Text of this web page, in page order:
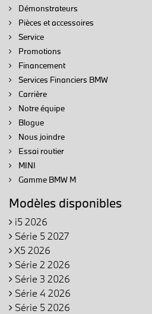
Démonstrateurs
Pièces et accessoires
Service
Promotions
Financement
Services Financiers BMW
Carrière
Notre équipe
Blogue
Nous joindre
Essai routier
MINI
Gamme BMW M
Modèles disponibles
i5 2026
Série 5 2027
X5 2026
Série 2 2026
Série 3 2026
Série 4 2026
Série 5 2026